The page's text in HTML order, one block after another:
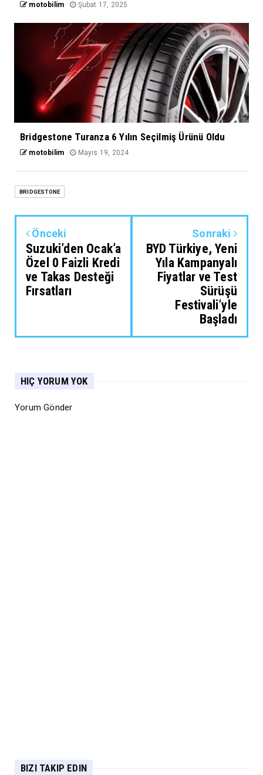
motobilim Şubat 17, 2025
Bridgestone Turanza 6 Yılın Seçilmiş Ürünü Oldu
motobilim Mayıs 19, 2024
BRIDGESTONE
Önceki
Suzuki’den Ocak’a
Özel 0 Faizli Kredi
ve Takas Desteği
Fırsatları
Sonraki
BYD Türkiye, Yeni
Yıla Kampanyalı
Fiyatlar ve Test
Sürüşü
Festivali’yle
Başladı
HIÇ YORUM YOK
Yorum Gönder
BIZI TAKIP EDIN